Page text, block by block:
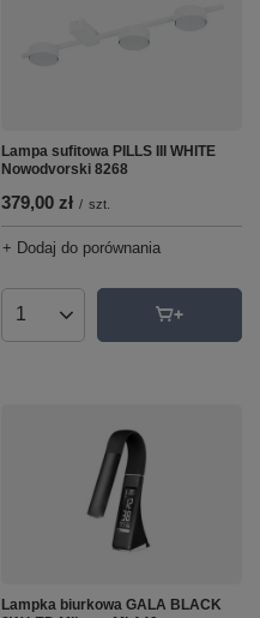
Lampa sufitowa PILLS III WHITE
Nowodvorski 8268
379,00 zł / szt.
+ Dodaj do porównania
Ilość produktów
Lampka biurkowa GALA BLACK